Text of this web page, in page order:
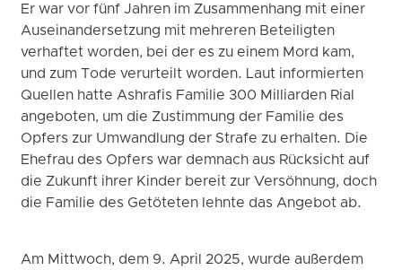
Er war vor fünf Jahren im Zusammenhang mit einer
Auseinandersetzung mit mehreren Beteiligten
verhaftet worden, bei der es zu einem Mord kam,
und zum Tode verurteilt worden. Laut informierten
Quellen hatte Ashrafis Familie 300 Milliarden Rial
angeboten, um die Zustimmung der Familie des
Opfers zur Umwandlung der Strafe zu erhalten. Die
Ehefrau des Opfers war demnach aus Rücksicht auf
die Zukunft ihrer Kinder bereit zur Versöhnung, doch
die Familie des Getöteten lehnte das Angebot ab.
Am Mittwoch, dem 9. April 2025, wurde außerdem